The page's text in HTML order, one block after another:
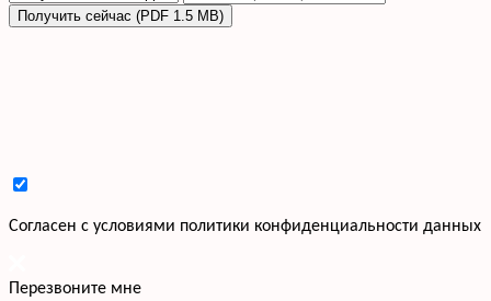
Получить сейчас (PDF 1.5 MB)
Cогласен с условиями политики конфиденциальности данных
Перезвоните мне